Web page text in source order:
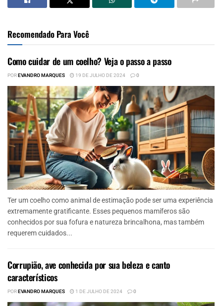
Recomendado Para Você
Como cuidar de um coelho? Veja o passo a passo
POREVANDRO MARQUES 19 DE JULHO DE 2024 0
Ter um coelho como animal de estimação pode ser uma experiência
extremamente gratificante. Esses pequenos mamíferos são
conhecidos por sua fofura e natureza brincalhona, mas também
requerem cuidados...
Corrupião, ave conhecida por sua beleza e canto
característicos
POREVANDRO MARQUES 1 DE JULHO DE 2024 0